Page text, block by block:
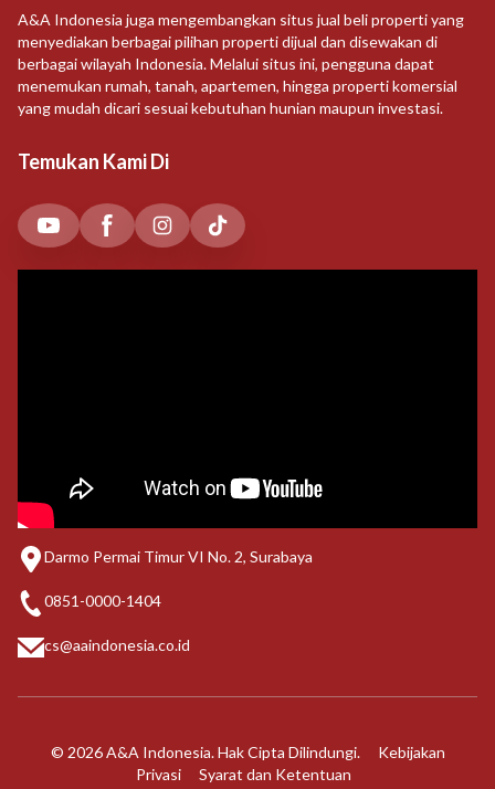
A&A Indonesia juga mengembangkan situs jual beli properti yang
menyediakan berbagai pilihan properti dijual dan disewakan di
berbagai wilayah Indonesia. Melalui situs ini, pengguna dapat
menemukan rumah, tanah, apartemen, hingga properti komersial
yang mudah dicari sesuai kebutuhan hunian maupun investasi.
Temukan Kami Di
Darmo Permai Timur VI No. 2, Surabaya
0851-0000-1404
cs@aaindonesia.co.id
© 2026 A&A Indonesia. Hak Cipta Dilindungi.
Kebijakan
Privasi
Syarat dan Ketentuan